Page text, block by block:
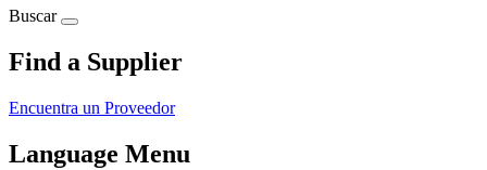
Buscar
Find a Supplier
Encuentra un Proveedor
Language Menu